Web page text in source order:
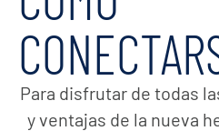
Para disfrutar de todas
y ventajas de la nueva